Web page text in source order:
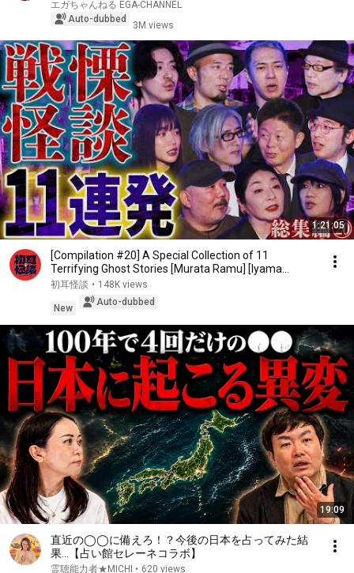
エガちゃんねる EGA-CHANNEL
Auto-dubbed
3M views
1:21:05
[Compilation #20] A Special Collection of 11
Terrifying Ghost Stories [Murata Ramu] [Iyama
Ryokic...
初耳怪談 • 148K views
New
Auto-dubbed
19:09
直近の◯◯に備えろ！？今後の日本を占ってみた結
果…【占い館セレーネコラボ】
霊聴能力者★MICHI • 620 views